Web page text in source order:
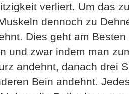
verliert. Um das
dennoch zu
Dies geht am
und zwar indem man
andehnt, danach drei
Bein andehnt.